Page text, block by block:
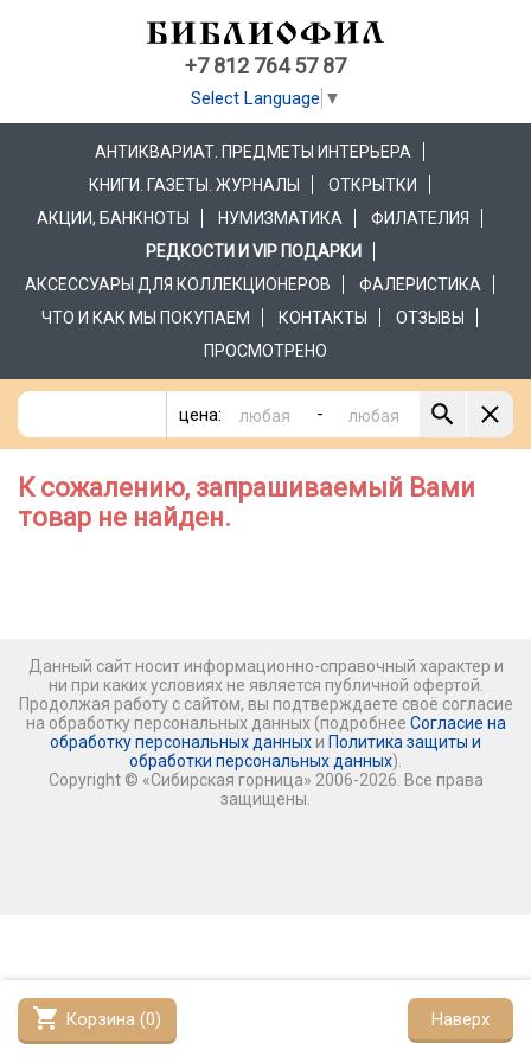
+7 812 764 57 87
Select Language ▼
АНТИКВАРИАТ. ПРЕДМЕТЫ ИНТЕРЬЕРА
КНИГИ. ГАЗЕТЫ. ЖУРНАЛЫ
ОТКРЫТКИ
АКЦИИ, БАНКНОТЫ
НУМИЗМАТИКА
ФИЛАТЕЛИЯ
РЕДКОСТИ И VIP ПОДАРКИ
АКСЕССУАРЫ ДЛЯ КОЛЛЕКЦИОНЕРОВ
ФАЛЕРИСТИКА
ЧТО И КАК МЫ ПОКУПАЕМ
КОНТАКТЫ
ОТЗЫВЫ
ПРОСМОТРЕНО
цена: -
shopping_cart Корзина (0) Наверх
К сожалению, запрашиваемый Вами
товар не найден.
Данный сайт носит информационно-справочный характер и
ни при каких условиях не является публичной офертой.
Продолжая работу с сайтом, вы подтверждаете своё согласие
на обработку персональных данных (подробнее Согласие на
обработку персональных данных и Политика защиты и
обработки персональных данных).
Copyright © «Сибирская горница» 2006-2026. Все права
защищены.